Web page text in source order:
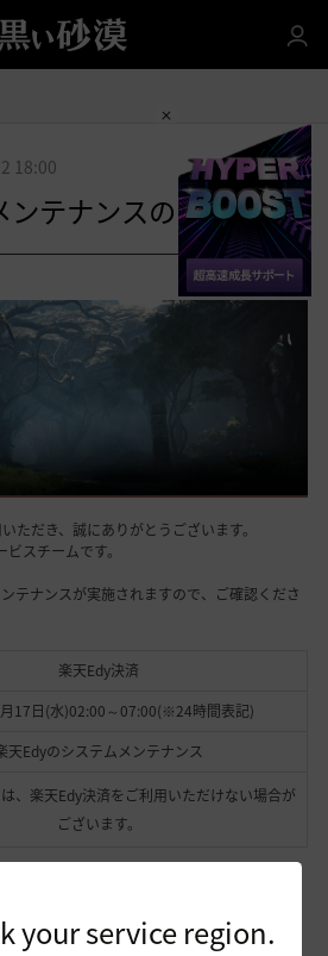
your service region.
18:00
テナンスのご案内
共有する
ただき、誠にありがとうございます。
スチームです。
テナンスが実施されますので、ご確認くださ
楽天Edy決済
17日(水)02:00～07:00(※24時間表記)
天Edyのシステムメンテナンス
、楽天Edy決済をご利用いただけない場合が
ございます。
しくお願いいたします。
ビスチーム